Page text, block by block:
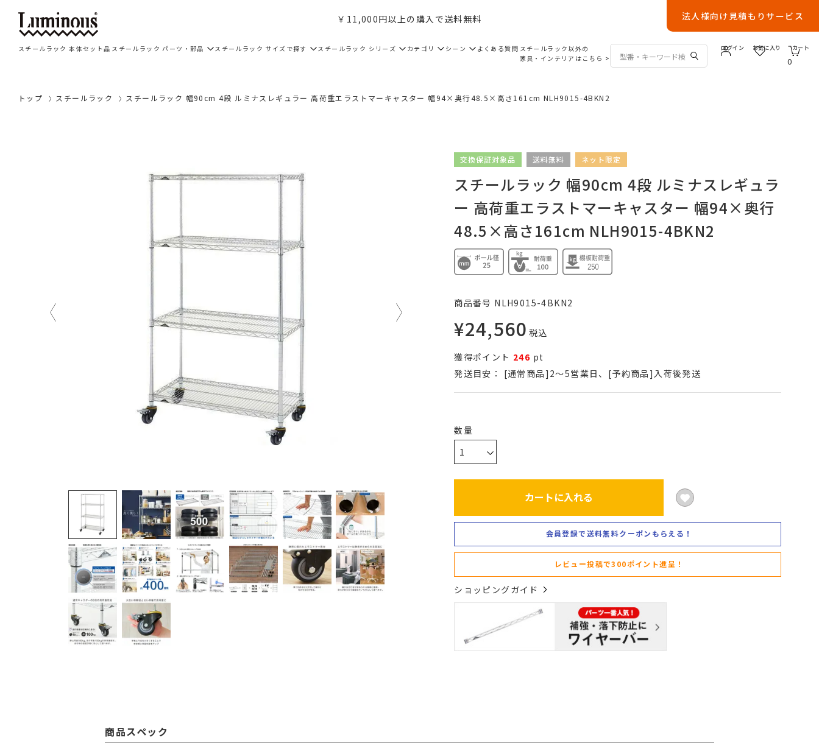
￥11,000円以上の購入で送料無料 法人様向け見積もりサービス
スチールラック 本体セット品 スチールラック パーツ・部品 スチールラック サイズで探す スチールラック シリーズ カテゴリ シーン よくある質問 スチールラック以外の
家具・インテリアはこちら >
ログイン お気に入り
0
カート
トップ スチールラック スチールラック 幅90cm 4段 ルミナスレギュラー 高荷重エラストマーキャスター 幅94×奥行48.5×高さ161cm NLH9015-4BKN2
交換保証対象品 送料無料 ネット限定
スチールラック 幅90cm 4段 ルミナスレギュラ
ー 高荷重エラストマーキャスター 幅94×奥行
48.5×高さ161cm NLH9015-4BKN2
商品番号 NLH9015-4BKN2
¥24,560 税込
獲得ポイント 246 pt
発送目安：
[通常商品]2～5営業日、[予約商品]入荷後発送
カートに入れる
会員登録で送料無料クーポンもらえる！
レビュー投稿で300ポイント進呈！
ショッピングガイド
商品スペック